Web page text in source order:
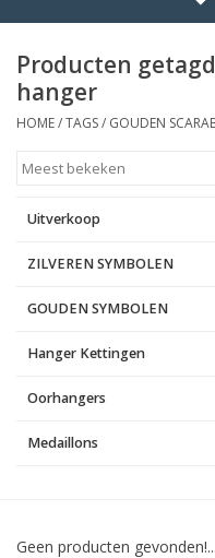
Hanger Kettingen
Oorhangers
Producten
hanger
HOME/TAGS/ GOUDEN
Uitverkoop
ZILVEREN SYMBOLEN
GOUDEN SYMBOLEN
Hanger Kettingen
Oorhangers
Medaillons
Geen producten gevonden!...